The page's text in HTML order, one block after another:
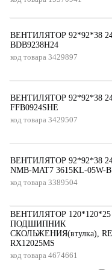
ВЕНТИЛЯТОР 92*92*38
BDB9238H24
код товара 3429897
ВЕНТИЛЯТОР 92*92*38
FFB0924SHE
код товара 3429507
ВЕНТИЛЯТОР 92*92*38
NMB-MAT7 3615KL-05W-
код товара 3389504
ВЕНТИЛЯТОР 120*120*25
ПОДШИПНИК
СКОЛЬЖЕНИЯ(втулка),
RX12025MS
код товара 4674661